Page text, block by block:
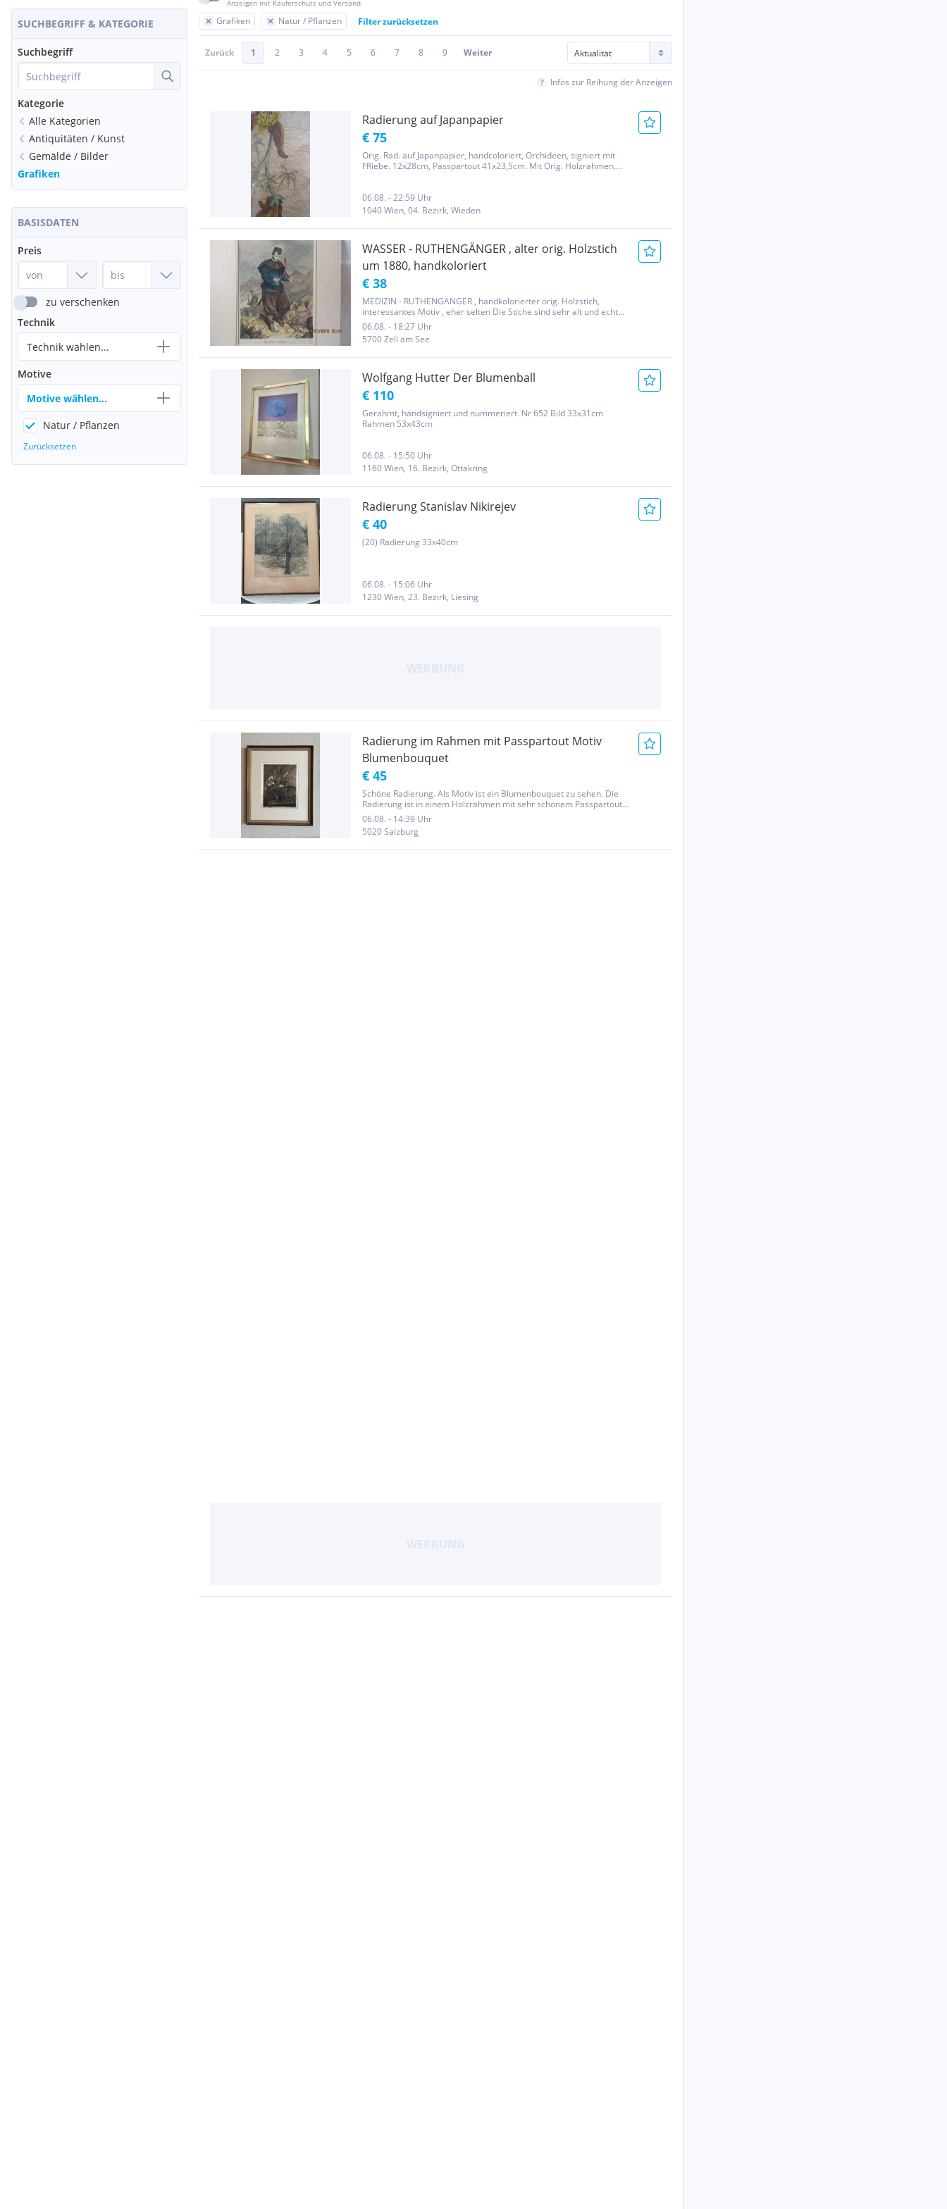
SUCHBEGRIFF & KATEGORIE
Suchbegriff
Kategorie
Alle Kategorien
Antiquitäten / Kunst
Gemälde / Bilder
Grafiken
BASISDATEN
Preis
zu verschenken
Technik
Technik wählen...
Motive
Motive wählen...
Natur / Pflanzen
Zurücksetzen
Anzeigen mit Käuferschutz und Versand
Grafiken Natur / Pflanzen Filter zurücksetzen
Zurück 1 2 3 4 5 6 7 8 9 Weiter
Infos zur Reihung der Anzeigen
Radierung auf Japanpapier
€ 75
Orig. Rad. auf Japanpapier, handcoloriert, Orchideen, signiert mit
FRiebe. 12x28cm, Passpartout 41x23,5cm. Mit Orig. Holzrahmen.
06.08. - 22:59 Uhr
1040 Wien, 04. Bezirk, Wieden
WASSER - RUTHENGÄNGER , alter orig. Holzstich
um 1880, handkoloriert
€ 38
MEDIZIN - RUTHENGÄNGER , handkolorierter orig. Holzstich,
interessantes Motiv , eher selten Die Stiche sind sehr alt und echte
Originale : ZEITZEUGEN der damaligen Zeit. Keine Kopien und keine
Nachdrucke und keine Neudrucke !! Die Jahreszahlen bei den...
06.08. - 18:27 Uhr
5700 Zell am See
Wolfgang Hutter Der Blumenball
€ 110
Gerahmt, handsigniert und nummeriert. Nr 652 Bild 33x31cm
Rahmen 53x43cm
06.08. - 15:50 Uhr
1160 Wien, 16. Bezirk, Ottakring
Radierung Stanislav Nikirejev
€ 40
(20) Radierung 33x40cm
06.08. - 15:06 Uhr
1230 Wien, 23. Bezirk, Liesing
Radierung im Rahmen mit Passpartout Motiv
Blumenbouquet
€ 45
Schöne Radierung. Als Motiv ist ein Blumenbouquet zu sehen. Die
Radierung ist in einem Holzrahmen mit sehr schönem Passpartout.
Signiert.
06.08. - 14:39 Uhr
5020 Salzburg